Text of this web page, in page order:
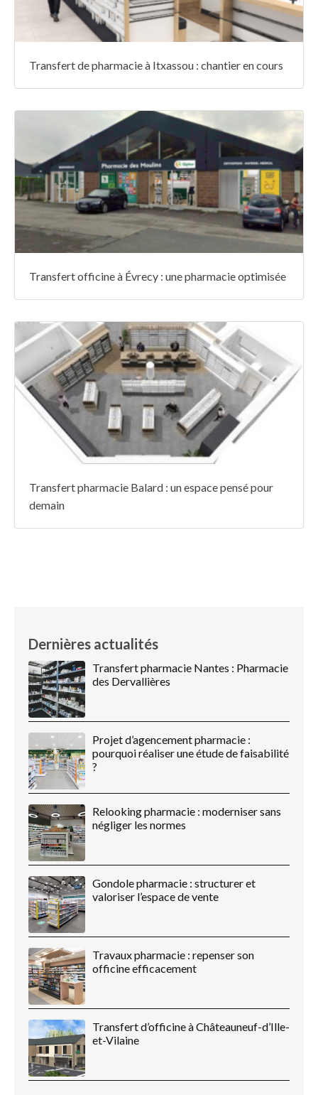
Transfert de pharmacie à Itxassou : chantier en cours
Transfert officine à Évrecy : une pharmacie optimisée
Transfert pharmacie Balard : un espace pensé pour
demain
Dernières actualités
Transfert pharmacie Nantes : Pharmacie
des Dervallières
Projet d’agencement pharmacie :
pourquoi réaliser une étude de faisabilité
?
Relooking pharmacie : moderniser sans
négliger les normes
Gondole pharmacie : structurer et
valoriser l’espace de vente
Travaux pharmacie : repenser son
officine efficacement
Transfert d’officine à Châteauneuf-d’Ille-
et-Vilaine